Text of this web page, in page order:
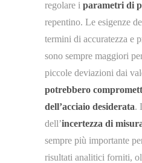
regolare i parametri di
repentino. Le esigenze
termini di accuratezza e
sono sempre maggiori
piccole deviazioni dai
potrebbero
dell’acciaio desiderata.
dell’incertezza di
sempre più importante
risultati analitici forniti,